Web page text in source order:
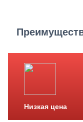
Низкая цена